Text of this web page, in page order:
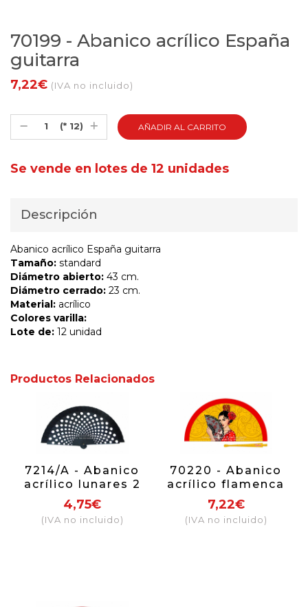
70199 - Abanico acrílico España
guitarra
7,22€ (IVA no incluido)
(* 12)
Se vende en lotes de 12 unidades
Descripción
Abanico acrílico España guitarra
Tamaño: standard
Diámetro abierto: 43 cm.
Diámetro cerrado: 23 cm.
Material: acrílico
Colores varilla:
Lote de: 12 unidad
Productos Relacionados
7214/A - Abanico
acrílico lunares 2
caras
4,75€
(IVA no incluido)
70220 - Abanico
acrílico flamenca
enrejado
7,22€
(IVA no incluido)